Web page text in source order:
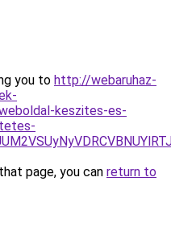
you to http://webaruhaz-
keszites-es-
page, you can return to